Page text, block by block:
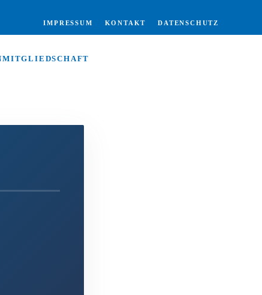
IMPRESSUM KONTAKT DATENSCHUTZ
MITGLIEDSCHAFT